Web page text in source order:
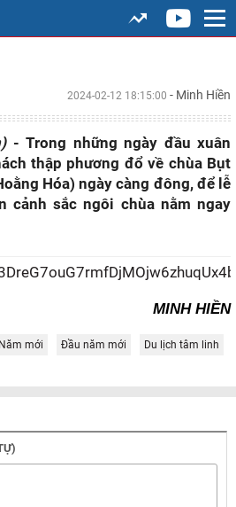
2024-02-12 18:15:00 - Minh Hiền
- Trong những ngày đầu xuân
thập phương đổ về chùa Bụt
Hóa) ngày càng đông, để lễ
cảnh sắc ngôi chùa nằm ngay
MINH HIỀN
Năm mới Đầu năm mới Du lịch tâm linh